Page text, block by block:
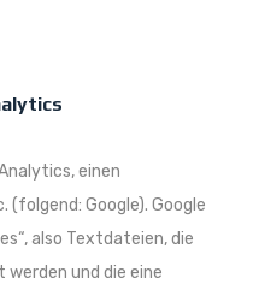
einen
(folgend: Google). Google
also Textdateien, die
und die eine